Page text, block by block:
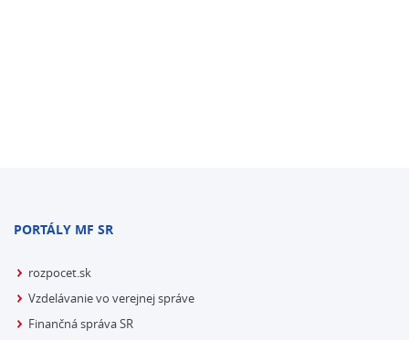
PORTÁLY MF SR
rozpocet.sk
Vzdelávanie vo verejnej správe
Finančná správa SR